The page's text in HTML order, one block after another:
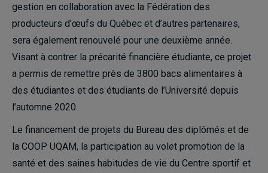
gestion en collaboration avec la Fédération des
producteurs d’œufs du Québec et d’autres partenaires,
sera également renouvelé pour une deuxième année.
Visant à contrer la précarité financière étudiante, ce projet
a permis de remettre près de 3800 bacs alimentaires à
des étudiantes et des étudiants de l’Université depuis
l’automne 2020.
Le financement de projets du Bureau des diplômés et de
la COOP UQAM, la participation au volet promotion de la
santé et des saines habitudes de vie du Centre sportif et